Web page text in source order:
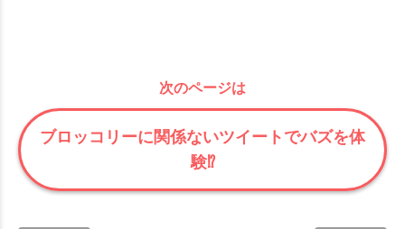
次のページは
ブロッコリーに関係ないツイートでバズを体
験⁉